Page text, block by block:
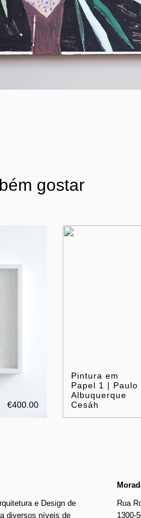
gostar
€400.00
Pintura em
Papel 1 | Paulo
Albuquerque
Cesáh
e Design de
diversos níveis de
Rua
1300-